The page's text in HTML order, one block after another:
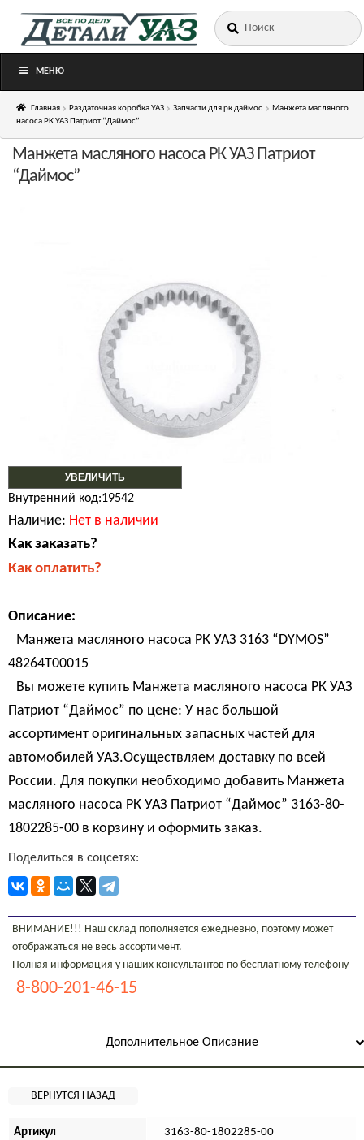
Перейти
Перейти
Искать:
МЕНЮ
Главная Раздаточная коробка УАЗ Запчасти для рк даймос
Манжета масляного
насоса РК УАЗ Патриот “Даймос”
УВЕЛИЧИТЬ
Манжета масляного насоса РК УАЗ Патриот
“Даймос”
Внутренний код:19542
Наличие: Нет в наличии
Как заказать?
Как оплатить?
Описание:
Манжета масляного насоса РК УАЗ 3163 “DYMOS”
48264Т00015
Вы можете купить Манжета масляного насоса РК УАЗ
Патриот “Даймос” по цене: У нас большой
ассортимент оригинальных запасных частей для
автомобилей УАЗ.Осуществляем доставку по всей
России. Для покупки необходимо добавить Манжета
масляного насоса РК УАЗ Патриот “Даймос” 3163-80-
1802285-00 в корзину и оформить заказ.
Поделиться в соцсетях:
ВНИМАНИЕ!!! Наш склад пополняется ежедневно, поэтому может
отображаться не весь ассортимент.
Полная информация у наших консультантов по бесплатному телефону
8-800-201-46-15
Дополнительное Описание
Артикул 3163-80-1802285-00